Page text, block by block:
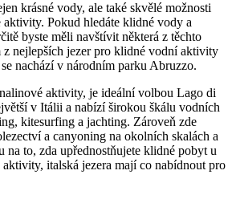
krásné vody, ale také skvělé možnosti
aktivity. Pokud hledáte klidné vody a
byste měli navštívit některá z těchto
z nejlepších jezer pro klidné vodní aktivity
nachází v národním parku Abruzzo.
aktivity, je ideální volbou Lago di
v Itálii a nabízí širokou škálu vodních
kitesurfing a jachting. Zároveň zde
a canyoning na okolních skalách a
na to, zda upřednostňujete klidné pobyt u
italská jezera mají co nabídnout pro